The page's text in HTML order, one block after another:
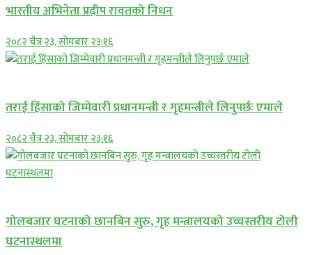
भारतीय अभिनेता प्रदीप रावतको निधन
२०८२ चैत्र २३, सोमबार २३:१६
तराई हिंसाको जिम्मेवारी प्रधानमन्त्री र गृहमन्त्रीले लिनुपर्छः एमाले
२०८२ चैत्र २३, सोमबार २३:१६
गोलबजार घटनाको छानबिन सुरु, गृह मन्त्रालयको उच्चस्तरीय टोली
घटनास्थलमा